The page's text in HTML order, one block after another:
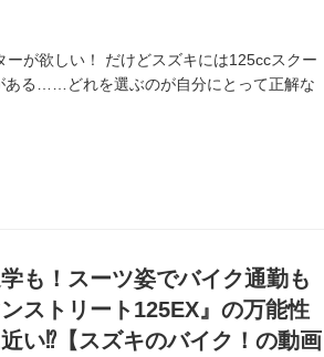
が欲しい！ だけどスズキには125ccスクー
ある……どれを選ぶのが自分にとって正解な
も！スーツ姿でバイク通勤も
ストリート125EX』の万能性
い⁉︎【スズキのバイク！の動画